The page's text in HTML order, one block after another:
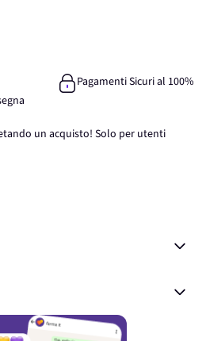
Pagamenti Sicuri al 100%
un acquisto! Solo per utenti